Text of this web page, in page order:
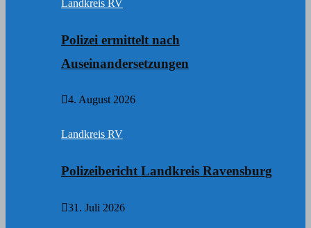
Landkreis RV
Polizei ermittelt nach
Auseinandersetzungen
4. August 2026
Landkreis RV
Polizeibericht Landkreis Ravensburg
31. Juli 2026